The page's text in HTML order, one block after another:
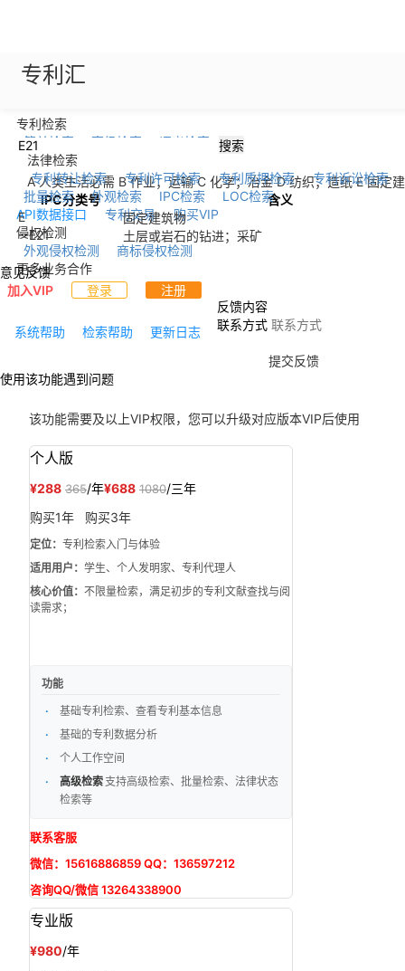
专利汇
专利检索
简单检索
高级检索
语义检索
法律检索
专利转让检索
专利许可检索 专利质押检索
专利诉讼检索
批量检索
外观检索 IPC检索
LOC检索
API数据接口
专利交易
购买VIP
侵权检测
外观侵权检测
商标侵权检测
更多业务合作
加入VIP
登录 注册
系统帮助 检索帮助 更新日志
搜索
A 人类生活必需 B 作业；运输C 化学；冶金D 纺织；造纸E 固定
IPC分类号
含义
E
固定建筑物
--E21 土层或岩石的钻进；采矿
意见反馈
反馈内容
联系方式
提交反馈
使用该功能遇到问题
该功能需要及以上VIP权限，您可以升级对应版本VIP后使用
个人版
¥288 365/年¥688 1080/三年
购买1年
购买3年
定位： 专利检索入门与体验
适用用户： 学生、个人发明家、专利代理人
核心价值： 不限量检索，满足初步的专利文献查找与阅
读需求；
功能
基础专利检索、查看专利基本信息
基础的专利数据分析
个人工作空间
高级检索 支持高级检索、批量检索、法律状态
检索等
联系客服
微信：15616886859 QQ：136597212
咨询QQ/微信 13264338900
专业版
¥980/年